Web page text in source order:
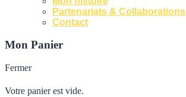
Partenariats & Collaborations
Contact
Mon Panier
Fermer
Votre panier est vide.